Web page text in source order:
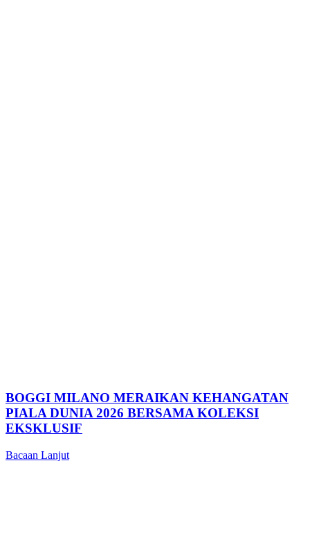
BOGGI MILANO MERAIKAN KEHANGATAN
PIALA DUNIA 2026 BERSAMA KOLEKSI
EKSKLUSIF
Bacaan Lanjut